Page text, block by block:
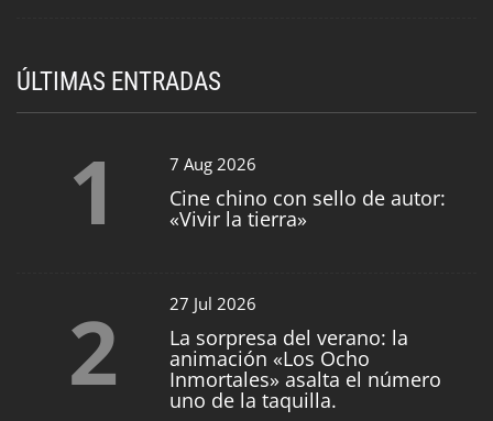
ÚLTIMAS ENTRADAS
1 7 Aug 2026
Cine chino con sello de autor:
«Vivir la tierra»
2 27 Jul 2026
La sorpresa del verano: la
animación «Los Ocho
Inmortales» asalta el número
uno de la taquilla.